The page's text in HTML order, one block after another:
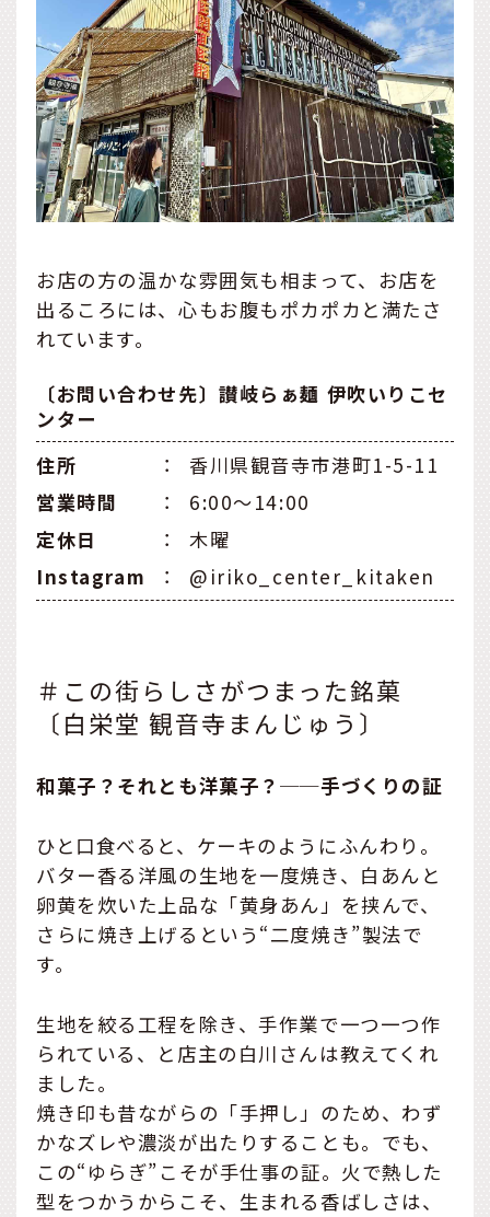
お店の方の温かな雰囲気も相まって、お店を
出るころには、心もお腹もポカポカと満たさ
れています。
〔お問い合わせ先〕讃岐らぁ麺 伊吹いりこセ
ンター
住所
：
香川県観音寺市港町1-5-11
営業時間
：
6:00〜14:00
定休日
：
木曜
Instagram
： @iriko_center_kitaken
＃この街らしさがつまった銘菓
〔白栄堂 観音寺まんじゅう〕
和菓子？それとも洋菓子？──手づくりの証
ひと口食べると、ケーキのようにふんわり。
バター香る洋風の生地を一度焼き、白あんと
卵黄を炊いた上品な「黄身あん」を挟んで、
さらに焼き上げるという“二度焼き”製法で
す。
生地を絞る工程を除き、手作業で一つ一つ作
られている、と店主の白川さんは教えてくれ
ました。
焼き印も昔ながらの「手押し」のため、わず
かなズレや濃淡が出たりすることも。でも、
この“ゆらぎ”こそが手仕事の証。火で熱した
型をつかうからこそ、生まれる香ばしさは、